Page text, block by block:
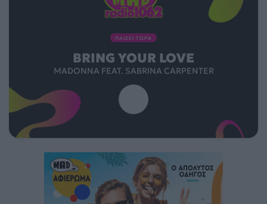
ΠΑΙΖΕΙ ΤΩΡΑ
BRING YOUR LOVE
MADONNA FEAT. SABRINA CARPENTER